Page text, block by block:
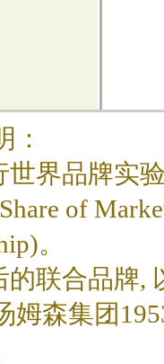
：
世界品牌实
of
。
的联合品牌,
姆森集团